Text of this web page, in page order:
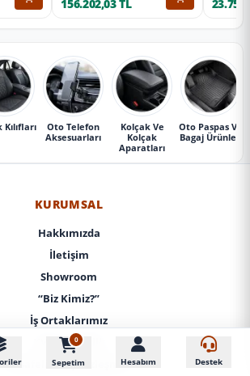
156.202,03 TL
Oto Telefon
Aksesuarları
Kolçak Ve
Kolçak
Aparatları
Oto Paspas Ve
Bagaj Ürünleri
KURUMSAL
Hakkımızda
İletişim
Showroom
“Biz Kimiz?”
İş Ortaklarımız
KVKK / Gizlilik
Mesafeli Satış Sözleşmesi
0
Sepetim Hesabım Destek